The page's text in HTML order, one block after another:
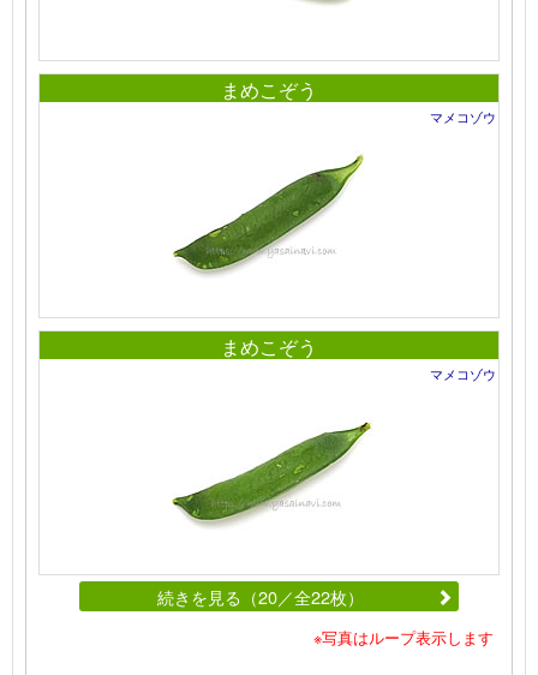
まめこぞう
マメコゾウ
まめこぞう
マメコゾウ
続きを見る（20／全22枚）
※写真はループ表示します